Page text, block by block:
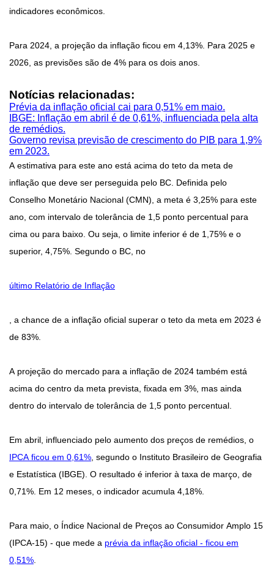
indicadores econômicos.
Para 2024, a projeção da inflação ficou em 4,13%. Para 2025 e
2026, as previsões são de 4% para os dois anos.
Notícias relacionadas:
Prévia da inflação oficial cai para 0,51% em maio.
IBGE: Inflação em abril é de 0,61%, influenciada pela alta
de remédios.
Governo revisa previsão de crescimento do PIB para 1,9%
em 2023.
A estimativa para este ano está acima do teto da meta de
inflação que deve ser perseguida pelo BC. Definida pelo
Conselho Monetário Nacional (CMN), a meta é 3,25% para este
ano, com intervalo de tolerância de 1,5 ponto percentual para
cima ou para baixo. Ou seja, o limite inferior é de 1,75% e o
superior, 4,75%. Segundo o BC, no
último Relatório de Inflação
, a chance de a inflação oficial superar o teto da meta em 2023 é
de 83%.
A projeção do mercado para a inflação de 2024 também está
acima do centro da meta prevista, fixada em 3%, mas ainda
dentro do intervalo de tolerância de 1,5 ponto percentual.
Em abril, influenciado pelo aumento dos preços de remédios, o
IPCA ficou em 0,61%, segundo o Instituto Brasileiro de Geografia
e Estatística (IBGE). O resultado é inferior à taxa de março, de
0,71%. Em 12 meses, o indicador acumula 4,18%.
Para maio, o Índice Nacional de Preços ao Consumidor Amplo 15
(IPCA-15) - que mede a prévia da inflação oficial - ficou em
0,51%.